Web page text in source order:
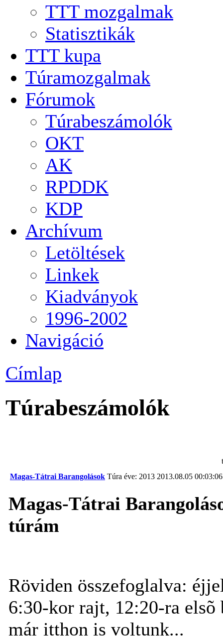
TTT mozgalmak
Statisztikák
TTT kupa
Túramozgalmak
Fórumok
Túrabeszámolók
OKT
AK
RPDDK
KDP
Archívum
Letöltések
Linkek
Kiadványok
1996-2002
Navigáció
Címlap
Túrabeszámolók
Magas-Tátrai Barangolások Túra éve: 2013 2013.08.05 00:03:06
Magas-Tátrai
túrám
Röviden összefoglalva:
6:30-kor rajt, 12:20-ra elsõ
már itthon is voltunk...